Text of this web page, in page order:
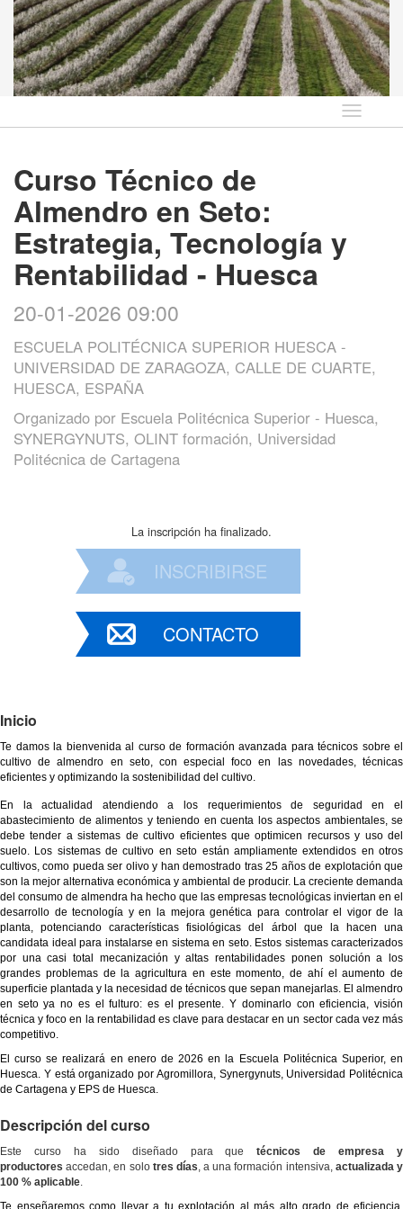
Idioma
Curso Técnico de
Almendro en Seto:
Estrategia, Tecnología y
Rentabilidad - Huesca
20-01-2026 09:00
ESCUELA POLITÉCNICA SUPERIOR HUESCA -
UNIVERSIDAD DE ZARAGOZA, CALLE DE CUARTE,
HUESCA, ESPAÑA
Organizado por Escuela Politécnica Superior - Huesca,
SYNERGYNUTS, OLINT formación, Universidad
Politécnica de Cartagena
La inscripción ha finalizado.
INSCRIBIRSE
CONTACTO
Inicio
Te damos la bienvenida al curso de formación avanzada para técnicos sobre el
cultivo de almendro en seto, con especial foco en las novedades, técnicas
eficientes y optimizando la sostenibilidad del cultivo.
En la actualidad atendiendo a los requerimientos de seguridad en el
abastecimiento de alimentos y teniendo en cuenta los aspectos ambientales, se
debe tender a sistemas de cultivo eficientes que optimicen recursos y uso del
suelo. Los sistemas de cultivo en seto están ampliamente extendidos en otros
cultivos, como pueda ser olivo y han demostrado tras 25 años de explotación que
son la mejor alternativa económica y ambiental de producir. La creciente demanda
del consumo de almendra ha hecho que las empresas tecnológicas inviertan en el
desarrollo de tecnología y en la mejora genética para controlar el vigor de la
planta, potenciando características fisiológicas del árbol que la hacen una
candidata ideal para instalarse en sistema en seto. Estos sistemas caracterizados
por una casi total mecanización y altas rentabilidades ponen solución a los
grandes problemas de la agricultura en este momento, de ahí el aumento de
superficie plantada y la necesidad de técnicos que sepan manejarlas. El almendro
en seto ya no es el fulturo: es el presente. Y dominarlo con eficiencia, visión
técnica y foco en la rentabilidad es clave para destacar en un sector cada vez más
competitivo.
El curso se realizará en enero de 2026 en la Escuela Politécnica Superior, en
Huesca. Y está organizado por Agromillora, Synergynuts, Universidad Politécnica
de Cartagena y EPS de Huesca.
Descripción del curso
Este curso ha sido diseñado para quetécnicos de empresa y
productoresaccedan, en solo tres días , a una formación intensiva, actualizada y
100 % aplicable
Te enseñaremos como llevar a tu explotación al más alto grado de eficiencia.